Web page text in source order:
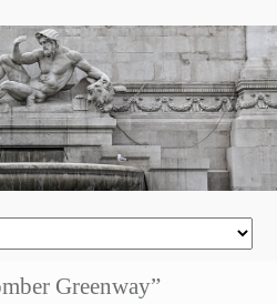
Greenway”